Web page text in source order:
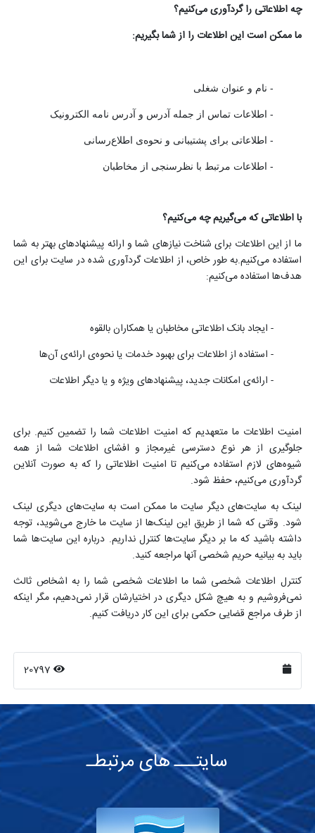
چه اطلاعاتی را گردآوری می‌کنیم؟
ما ممکن است این اطلاعات را از شما بگیریم:
- نام و عنوان شغلی
- اطلاعات تماس از جمله آدرس و آدرس نامه الکترونیک
- اطلاعاتی برای پشتیبانی و نحوه‌ی اطلاع‌رسانی
- اطلاعات مرتبط با نظرسنجی از مخاطبان
با اطلاعاتی که می‌گیریم چه می‌کنیم؟
ما از این اطلاعات برای شناخت نیازهای شما و ارائه پیشنهادهای بهتر به شما
استفاده می‌کنیم.به طور خاص، از اطلاعات گردآوری شده در سایت برای این
هدف‌ها استفاده می‌کنیم:
- ایجاد بانک اطلاعاتی مخاطبان یا همکاران بالقوه
- استفاده از اطلاعات برای بهبود خدمات یا نحوه‌ی ارائه‌ی آن‌ها
- ارائه‌ی امکانات جدید، پیشنهادهای ویژه و یا دیگر اطلاعات
امنیت اطلاعات ما متعهدیم که امنیت اطلاعات شما را تضمین کنیم. برای
جلوگیری از هر نوع دسترسی غیرمجاز و افشای اطلاعات شما از همه
شیوه‌های لازم استفاده می‌کنیم تا امنیت اطلاعاتی را که به صورت آنلاین
گردآوری می‌کنیم، حفظ شود.
لینک به سایت‌های دیگر سایت ما ممکن است به سایت‌های دیگری لینک
شود. وقتی که شما از طریق این لینک‌ها از سایت ما خارج می‌شوید، توجه
داشته باشید که ما بر دیگر سایت‌ها کنترل نداریم. درباره این سایت‌ها شما
باید به بیانیه حریم شخصی آنها مراجعه کنید.
کنترل اطلاعات شخصی شما ما اطلاعات شخصی شما را به اشخاص ثالث
نمی‌فروشیم و به هیچ شکل دیگری در اختیارشان قرار نمی‌دهیم، مگر اینکه
از طرف مراجع قضایی حکمی برای این کار دریافت کنیم.
20797
سایتـــ های مرتبطـ